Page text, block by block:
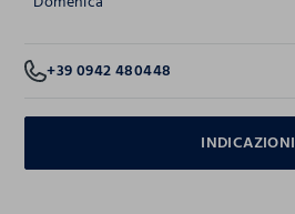
+39 0942 480448
INDICAZIONI